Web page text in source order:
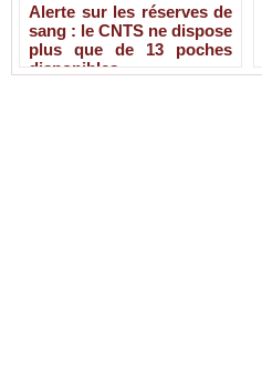
Alerte sur les réserves de
sang : le CNTS ne dispose
plus que de 13 poches
disponibles